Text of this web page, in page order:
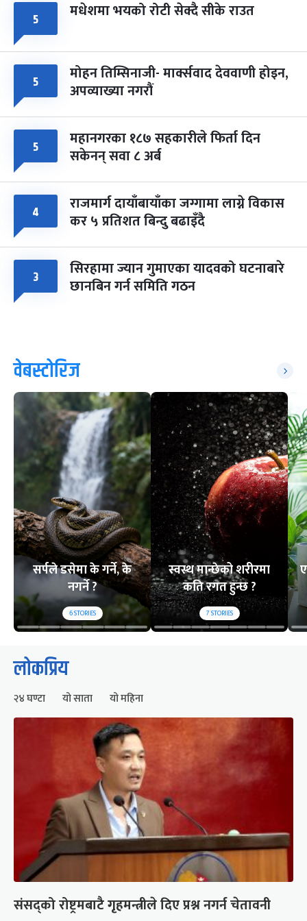
५ मधेशमा भयको रोटी सेक्दै सीके राउत
५ मोहन तिम्सिनाजी- मार्क्सवाद देववाणी होइन,
अपव्याख्या नगरौं
५ महानगरका १८७ सहकारीले फिर्ता दिन
सकेनन् सवा ८ अर्ब
४ राजमार्ग दायाँबायाँका जग्गामा लाग्ने विकास
कर ५ प्रतिशत बिन्दु बढाइँदै
३ सिरहामा ज्यान गुमाएका यादवको घटनाबारे
छानबिन गर्न समिति गठन
वेबस्टोरिज
सर्पले डसेमा के गर्ने, के
नगर्ने ?
6STORIES
स्वस्थ मान्छेको शरीरमा
कति रगत हुन्छ ?
7STORIES
लोकप्रिय
२४ घण्टा यो साता यो महिना
संसद्को रोष्ट्रमबाटै गृहमन्त्रीले दिए प्रश्न नगर्न चेतावनी